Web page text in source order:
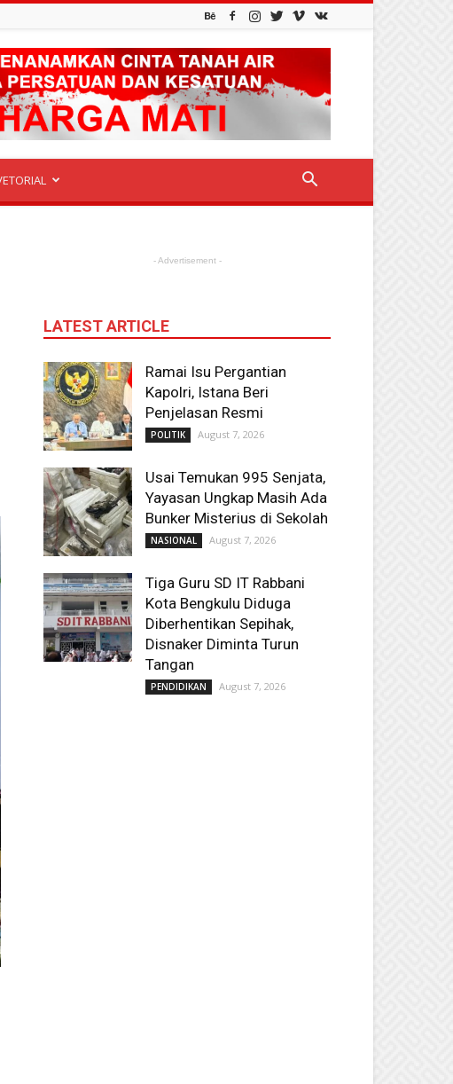
- Advertisement -
LATEST ARTICLE
Ramai Isu Pergantian
Kapolri, Istana Beri
Penjelasan Resmi
POLITIK August 7, 2026
Usai Temukan 995 Senjata,
Yayasan Ungkap Masih Ada
Bunker Misterius di Sekolah
NASIONAL August 7, 2026
Tiga Guru SD IT Rabbani
Kota Bengkulu Diduga
Diberhentikan Sepihak,
Disnaker Diminta Turun
Tangan
PENDIDIKAN August 7, 2026